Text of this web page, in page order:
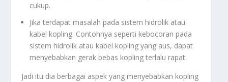
cukup.
Jika terdapat masalah pada sistem hidrolik atau
kabel kopling. Contohnya seperti kebocoran pada
sistem hidrolik atau kabel kopling yang aus, dapat
menyebabkan gerak bebas kopling terlalu rapat.
Jadi itu dia berbagai aspek yang menyebabkan kopling